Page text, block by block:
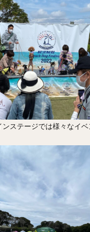
ステージでは様々なイ